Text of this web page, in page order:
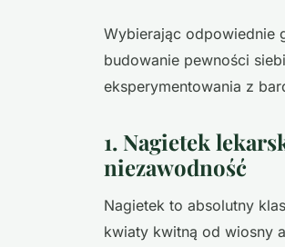
Wybierając odpowiednie
budowanie pewności
eksperymentowania z
1. Nagietek
niezawodność
Nagietek to absolutny
kwiaty kwitną od wiosny